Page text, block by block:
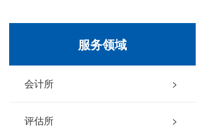
服务领域
会计所 >
评估所 >